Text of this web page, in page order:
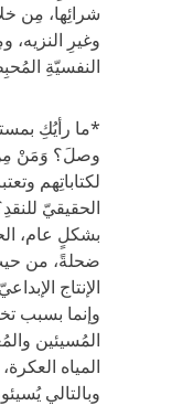
شرائِها، مِن
وغيرِ
النفسيّةِ
*ما رأيُكِ
وصلَ؟ وَمَنْ مِنَ
لكتاباتِهم
الحقيقيّ
بشكلٍ عام،
ضحلةً، من
الإنتاج
وإنما بسبب
المُسيئين
المياه
وبالتالي